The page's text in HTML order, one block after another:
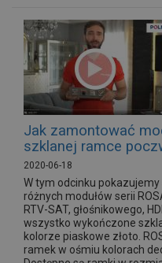
Jak zamontować
szklanej ramce
2020-06-18
W tym odcinku
różnych modułów serii
RTV-SAT, głośnikowego,
wszystko wykończone
kolorze piaskowe złoto.
ramek w ośmiu kolorach